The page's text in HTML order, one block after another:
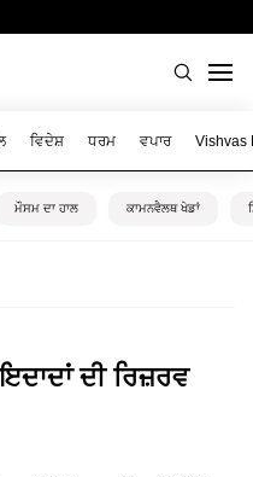
ਵਿਦੇਸ਼ ਧਰਮ ਵਪਾਰ Vishvas
ਮੌਸਮ ਦਾ ਹਾਲ ਕਾਮਨਵੈਲਥ ਖੇਡਾਂ
ਦੀ ਰਿਜ਼ਰਵ